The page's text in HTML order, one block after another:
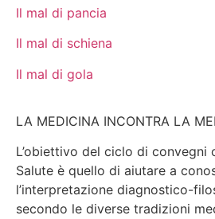
Il mal di pancia
Il mal di schiena
Il mal di gola
LA MEDICINA INCONTRA LA
L’obiettivo del ciclo di convegni
Salute è quello di aiutare a
l’interpretazione diagnostico-
secondo le diverse tradizioni